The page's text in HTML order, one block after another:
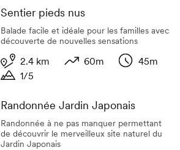
Sentier pieds nus
Balade facile et idéale pour les familles avec
découverte de nouvelles sensations
Longueur
2.4 km
60m
45m
1/5
Randonnée Jardin Japonais
Randonnée à ne pas manquer permettant
de découvrir le merveilleux site naturel du
Jardin Japonais